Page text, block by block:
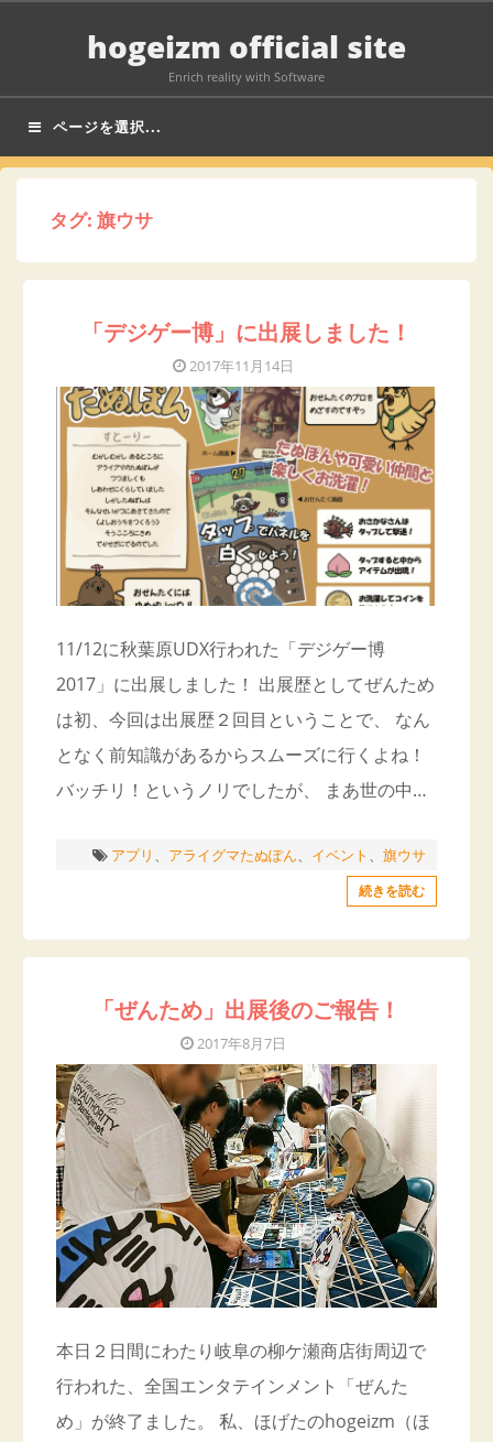
へ
hogeizm official site
Enrich reality with Software
ページを選択...
タグ: 旗ウサ
「デジゲー博」に出展しました！
2017年11月14日
11/12に秋葉原UDX行われた「デジゲー博
2017」に出展しました！ 出展歴としてぜんため
は初、今回は出展歴２回目ということで、 なん
となく前知識があるからスムーズに行くよね！
バッチリ！というノリでしたが、 まあ世の中…
アプリ 、 アライグマたぬぽん、 イベント 、 旗ウサ
続きを読む
「ぜんため」出展後のご報告！
2017年8月7日
本日２日間にわたり岐阜の柳ケ瀬商店街周辺で
行われた、全国エンタテインメント「ぜんた
め」が終了ました。 私、ほげたのhogeizm（ほ